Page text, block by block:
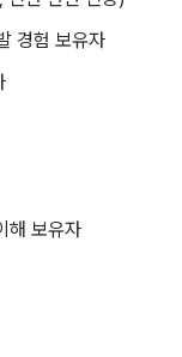
경험 보유자
해 보유자